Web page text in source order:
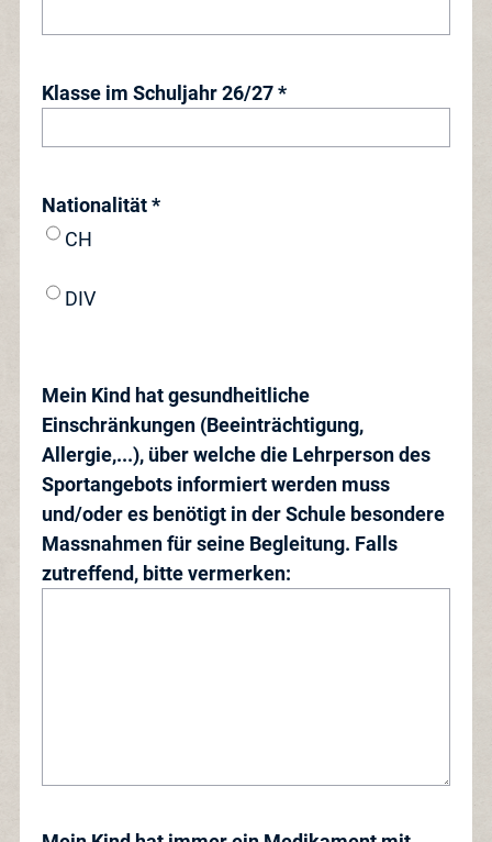
Klasse im Schuljahr 26/27 *
Nationalität *
CH
DIV
Mein Kind hat gesundheitliche
Einschränkungen (Beeinträchtigung,
Allergie,...), über welche die Lehrperson des
Sportangebots informiert werden muss
und/oder es benötigt in der Schule besondere
Massnahmen für seine Begleitung. Falls
zutreffend, bitte vermerken: